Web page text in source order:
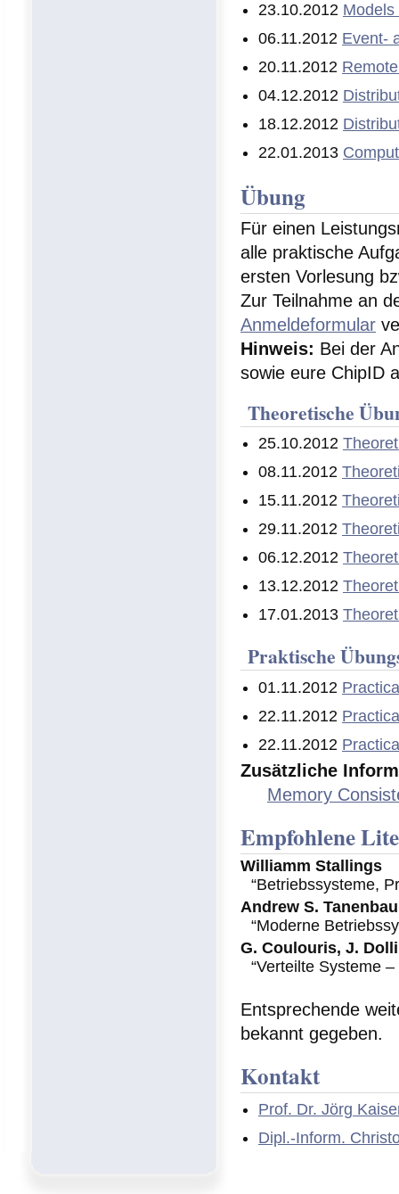
23.10.2012
06.11.2012 Event-
20.11.2012
04.12.2012
18.12.2012
22.01.2013
Übung
Für einen
alle praktische
ersten Vorlesung
Zur Teilnahme an
Anmeldeformular
Hinweis: Bei der
sowie eure ChipID
Theoretische
25.10.2012
08.11.2012
15.11.2012
29.11.2012
06.12.2012
13.12.2012
17.01.2013
Praktische
01.11.2012
22.11.2012
22.11.2012
Zusätzliche
Memory
Empfohlene
Williamm Stallings
“Betriebssysteme,
Andrew S.
“Moderne
G. Coulouris, J.
“Verteilte Systeme
Entsprechende
bekannt gegeben.
Kontakt
Prof. Dr. Jörg
Dipl.-Inform.